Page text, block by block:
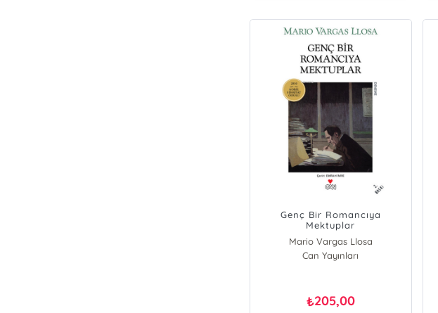
Genç Bir Romancıya
Mektuplar
Mario Vargas Llosa
Can Yayınları
₺205,00